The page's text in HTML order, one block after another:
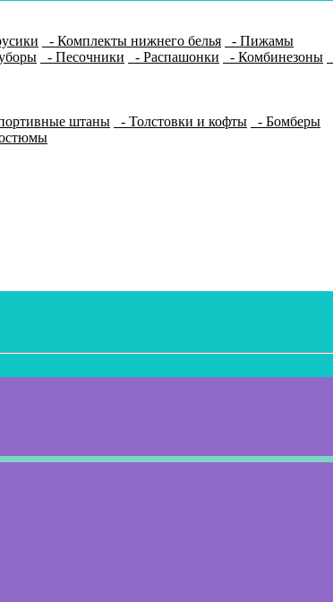
- Комплекты нижнего белья
- Пижамы
- Песочники - Распашонки - Комбинезоны
штаны - Толстовки и кофты
- Бомберы